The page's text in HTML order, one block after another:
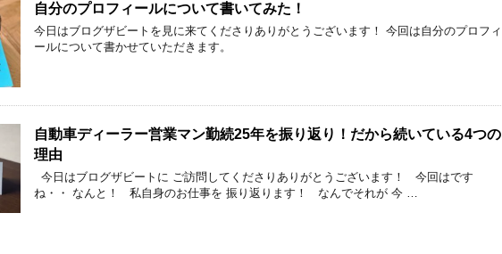
自分のプロフィールについて書いてみた！
今日はブログザビートを見に来てくださりありがとうございます！ 今回は自分のプロフィ
ールについて書かせていただきます。
自動車ディーラー営業マン勤続25年を振り返り！だから続いている4つの
理由
今日はブログザビートに ご訪問してくださりありがとうございます！ 今回はです
ね・・ なんと！ 私自身のお仕事を 振り返ります！ なんでそれが 今 …